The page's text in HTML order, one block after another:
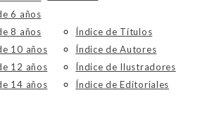
6 años
8 años
10 años
12 años
14 años
Índice de Títulos
Índice de Autores
Índice de Ilustradores
Índice de Editoriales